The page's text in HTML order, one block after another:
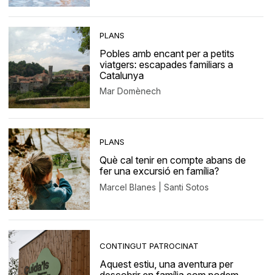
PLANS
Pobles amb encant per a petits
viatgers: escapades familiars a
Catalunya
Mar Domènech
PLANS
Què cal tenir en compte abans de
fer una excursió en família?
Marcel Blanes | Santi Sotos
CONTINGUT PATROCINAT
Aquest estiu, una aventura per